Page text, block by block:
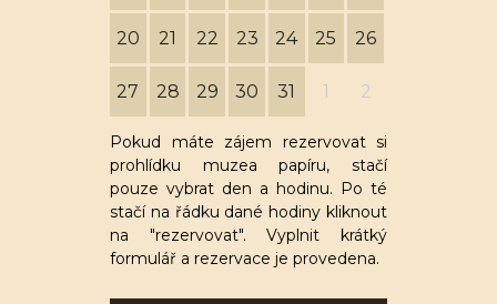
20 21 22 23 24 25 26
27 28 29 30 31 1 2
Pokud máte zájem rezervovat si
prohlídku muzea papíru, stačí
pouze vybrat den a hodinu. Po té
stačí na řádku dané hodiny kliknout
na "rezervovat". Vyplnit krátký
formulář a rezervace je provedena.